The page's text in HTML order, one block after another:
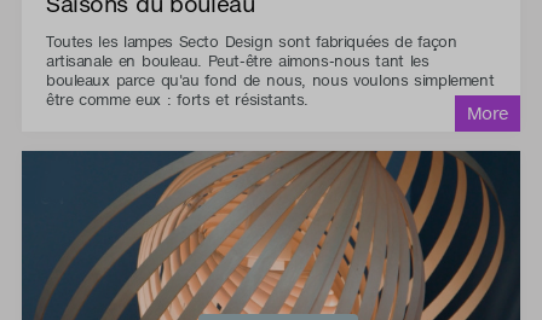
Toutes les lampes Secto Design sont fabriquées de façon
artisanale en bouleau. Peut-être aimons-nous tant les
bouleaux parce qu'au fond de nous, nous voulons simplement
être comme eux : forts et résistants.